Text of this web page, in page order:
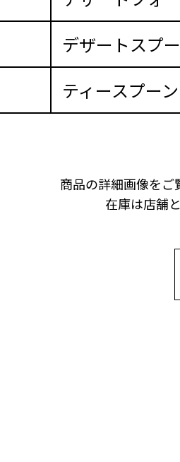
デザートスプ
ティースプーン
商品の詳細画像をご
在庫は店舗